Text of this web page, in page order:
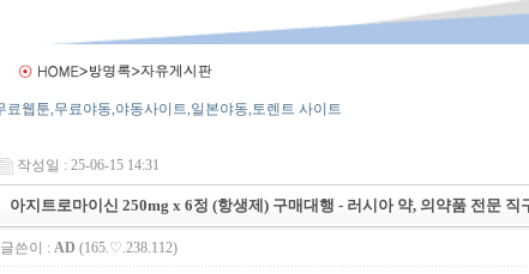
작성일 : 25-06-15 14:31
아지트로마이신 250mg x 6정 (항생제) 구매대행 - 러시아 약, 의약품 전문 직
글쓴이 : AD (165.♡.238.112)